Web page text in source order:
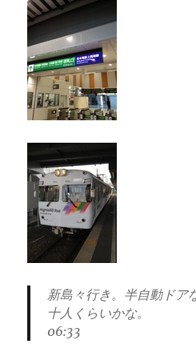
新島々行き。半自動ドア
十人くらいかな。
06:33